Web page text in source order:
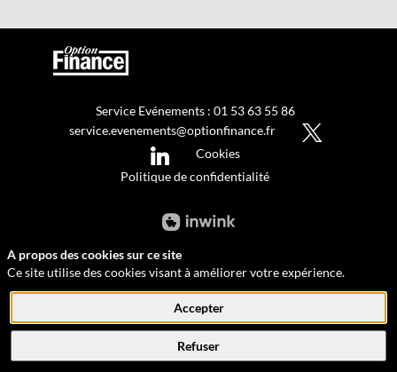
Service Evénements : 01 53 63 55 86
service.evenements@optionfinance.fr
Cookies
Politique de confidentialité
A propos des cookies sur ce site
Ce site utilise des cookies visant à améliorer votre expérience.
Accepter
Refuser